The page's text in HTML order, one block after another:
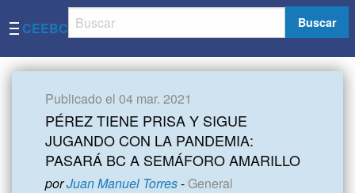
CEEBC Buscar
Publicado el 04 mar. 2021
PÉREZ TIENE PRISA Y SIGUE
JUGANDO CON LA PANDEMIA:
PASARÁ BC A SEMÁFORO AMARILLO
porJuan Manuel Torres-General